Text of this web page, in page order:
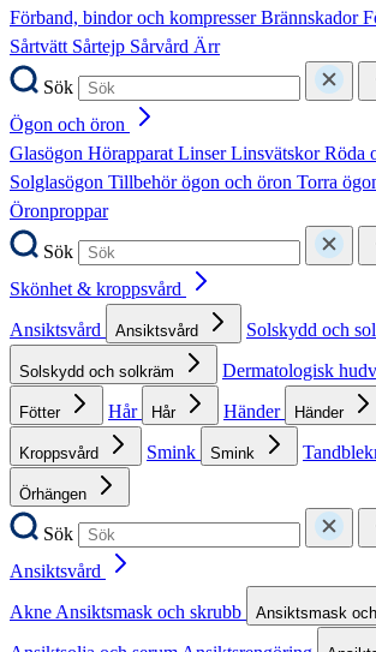
Förband, bindor och kompresserBrännskador
Sårtvätt Sårtejp Sårvård Ärr
Sök
Ögon och öron
Glasögon HörapparatLinserLinsvätskorRöda
Solglasögon Tillbehör ögon och öron Torra
Öronproppar
Sök
Skönhet & kroppsvård
Ansiktsvård
Ansiktsvård Solskydd och
Solskydd och solkräm Dermatologisk
Fötter Hår Hår Händer Händer
Kroppsvård Smink Smink
Örhängen
Sök
Ansiktsvård
AkneAnsiktsmask och skrubb Ansiktsmask